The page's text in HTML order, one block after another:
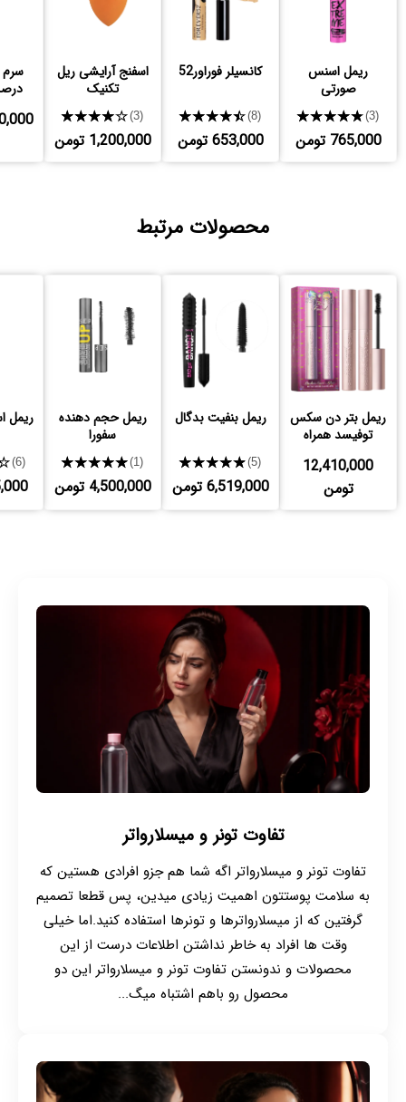
ریمل اسنس
صورتی
★★★★★(3)
765,000 تومن
کانسیلر فوراور52
★★★★★(8)
653,000 تومن
اسفنج آرایشی ریل
تکنیک
★★★★★(3)
1,200,000 تومن
محصولات مرتبط
ریمل بتر دن سکس
توفیسد همراه
12,410,000
تومن
ریمل بنفیت بدگال
★★★★★(5)
6,519,000 تومن
ریمل حجم دهنده
سفورا
★★★★★(1)
4,500,000 تومن
(6)
تفاوت تونر و میسلارواتر
تفاوت تونر و میسلارواتر اگه شما هم جزو افرادی هستین که
به سلامت پوستتون اهمیت زیادی میدین، پس قطعا تصمیم
گرفتین که از میسلارواترها و تونرها استفاده کنید.اما خیلی
وقت ها افراد به خاطر نداشتن اطلاعات درست از این
محصولات و ندونستن تفاوت تونر و میسلارواتر این دو
محصول رو باهم اشتباه میگ...